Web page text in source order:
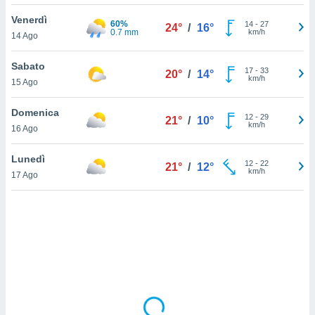
cookie
il tuo
in
a piè
del
Venerdì
14 Ago
60%
0.7 mm
24° / 16° 14- 27
km/h
Sabato
15 Ago
20° / 14° 17- 33
km/h
Domenica
16 Ago
21° / 10° 12- 29
km/h
Lunedì
17 Ago
21° / 12° 12- 22
km/h